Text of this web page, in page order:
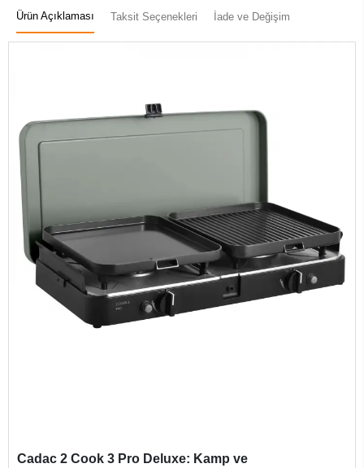
Ürün Açıklaması Taksit Seçenekleri İade ve Değişim
Cadac 2 Cook 3 Pro Deluxe: Kamp ve